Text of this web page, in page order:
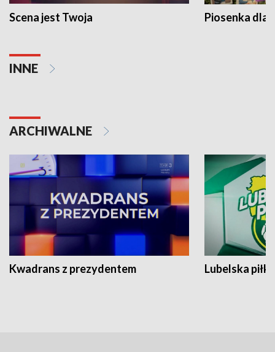
Scena jest Twoja Piosenka dla
INNE
ARCHIWALNE
Kwadrans z prezydentem Lubelska piłka